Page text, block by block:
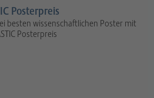
Posterpreis
besten wissenschaftlichen Poster mit
Posterpreis